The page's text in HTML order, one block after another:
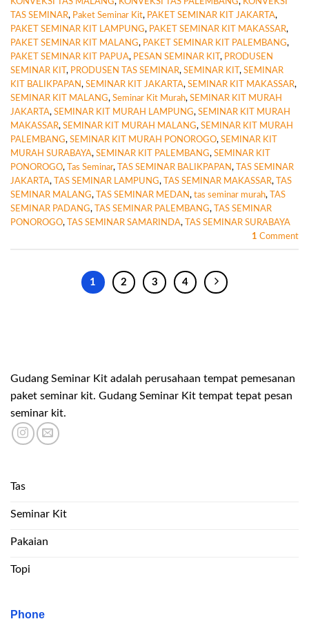
TAS SEMINAR, Paket Seminar Kit, PAKET SEMINAR KIT JAKARTA,
PAKET SEMINAR KIT LAMPUNG, PAKET SEMINAR KIT MAKASSAR,
PAKET SEMINAR KIT MALANG, PAKET SEMINAR KIT PALEMBANG,
PAKET SEMINAR KIT PAPUA, PESAN SEMINAR KIT , PRODUSEN
SEMINAR KIT , PRODUSEN TAS SEMINAR, SEMINAR KIT , SEMINAR
KIT BALIKPAPAN, SEMINAR KIT JAKARTA, SEMINAR KIT MAKASSAR,
SEMINAR KIT MALANG, Seminar Kit Murah, SEMINAR KIT MURAH
JAKARTA, SEMINAR KIT MURAH LAMPUNG, SEMINAR KIT MURAH
MAKASSAR, SEMINAR KIT MURAH MALANG, SEMINAR KIT MURAH
PALEMBANG, SEMINAR KIT MURAH PONOROGO, SEMINAR KIT
MURAH SURABAYA, SEMINAR KIT PALEMBANG, SEMINAR KIT
PONOROGO, Tas Seminar, TAS SEMINAR BALIKPAPAN,
TAS SEMINAR
JAKARTA, TAS SEMINAR LAMPUNG, TAS SEMINAR MAKASSAR,
TAS
SEMINAR MALANG, TAS SEMINAR MEDAN, tas seminar murah,
TAS
SEMINAR PADANG, TAS SEMINAR PALEMBANG,
TAS SEMINAR
PONOROGO, TAS SEMINAR SAMARINDA,
TAS SEMINAR SURABAYA
1 Comment
1 2 3 4
Gudang Seminar Kit adalah perusahaan tempat pemesanan
paket seminar kit. Gudang Seminar Kit tempat tepat pesan
seminar kit.
Tas
Seminar Kit
Pakaian
Topi
Phone